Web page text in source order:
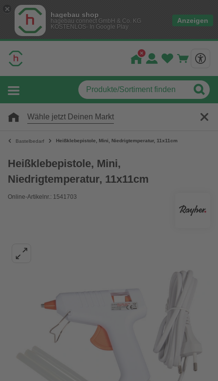
hagebau shop
hagebau connect GmbH & Co. KG
KOSTENLOS- In Google Play
Anzeigen
Wähle jetzt Deinen Markt
Bastelbedarf Heißklebepistole, Mini, Niedrigtemperatur, 11x11cm
Heißklebepistole, Mini,
Niedrigtemperatur, 11x11cm
Online-Artikelnr.: 1541703